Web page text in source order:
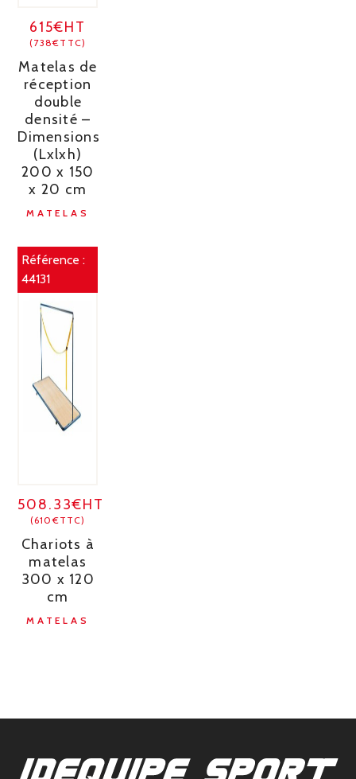
615€HT
(738€TTC)
Matelas de
réception
double
densité –
Dimensions
(Lxlxh)
200 x 150
x 20 cm
MATELAS
Référence :
44131
508.33€HT
(610€TTC)
Chariots à
matelas
300 x 120
cm
MATELAS